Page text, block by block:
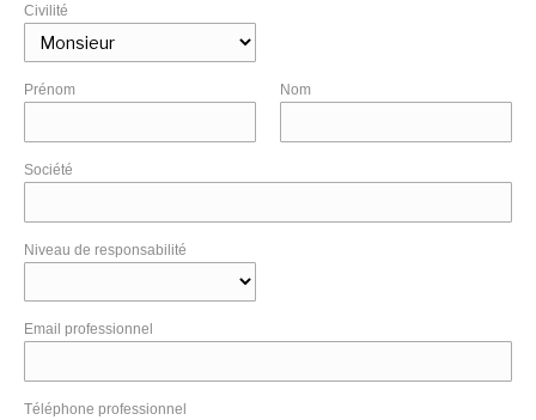
Civilité
Prénom Nom
Société
Niveau de responsabilité
Email professionnel
Téléphone professionnel